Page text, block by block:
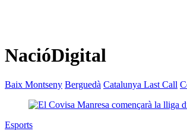
NacióDigital
Baix Montseny Berguedà Catalunya Last Call
Esports